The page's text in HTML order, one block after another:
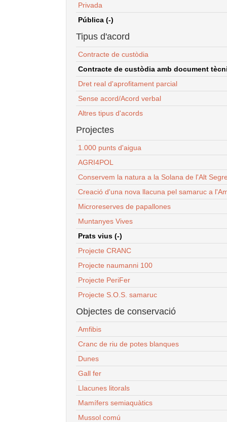
Privada
Pública (-)
Tipus d'acord
Contracte de custòdia
Contracte de custòdia amb document
Dret real d'aprofitament parcial
Sense acord/Acord verbal
Altres tipus d'acords
Projectes
1.000 punts d'aigua
AGRI4POL
Conservem la natura a la Solana de l'Alt
Creació d'una nova llacuna pel samaruc a
Microreserves de papallones
Muntanyes Vives
Prats vius (-)
Projecte CRANC
Projecte naumanni 100
Projecte PeriFer
Projecte S.O.S. samaruc
Objectes de conservació
Amfibis
Cranc de riu de potes blanques
Dunes
Gall fer
Llacunes litorals
Mamífers semiaquàtics
Mussol comú